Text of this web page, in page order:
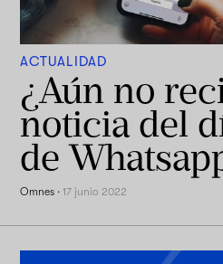
ACTUALIDAD
¿Aún no
noticia del
de
Omnes ·17 junio 2022